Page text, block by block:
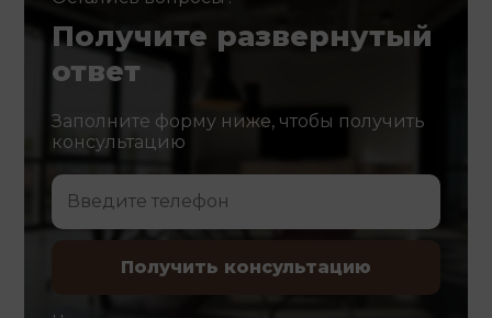
Получите развернутый
ответ
Заполните форму ниже, чтобы получить
консультацию